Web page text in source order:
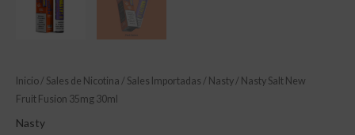
Inicio / Sales de Nicotina / Sales Importadas / Nasty / Nasty Salt New
Fruit Fusion 35mg 30ml
Nasty